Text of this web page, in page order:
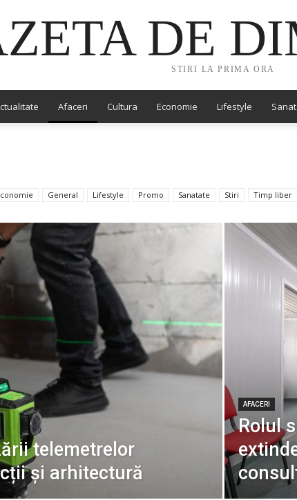
DE
STIRI LA PRIMA ORA
Afaceri Cultura Economie Lifestyle
General Lifestyle Promo Sanatate Stiri Timp liber
telemetrelor
și arhitectură
AFACERI
Rolul